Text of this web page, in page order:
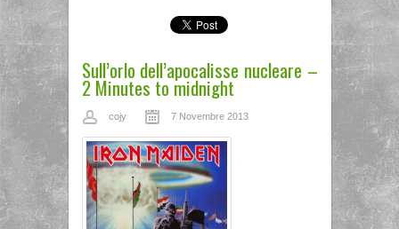
Sull’orlo dell’apocalisse nucleare –
2 Minutes to midnight
cojy 7 Novembre 2013